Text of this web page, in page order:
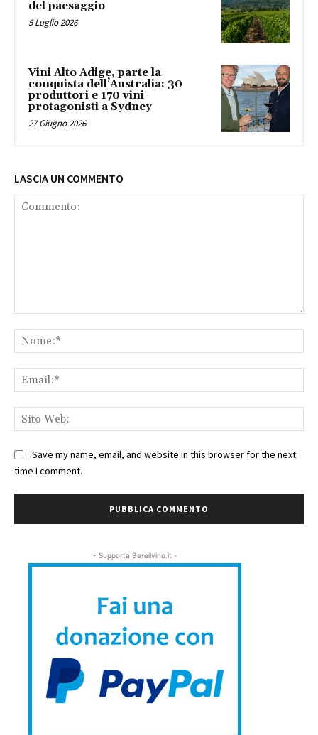
del paesaggio
5 Luglio 2026
Vini Alto Adige, parte la
conquista dell’Australia: 30
produttori e 170 vini
protagonisti a Sydney
27 Giugno 2026
LASCIA UN COMMENTO
Save my name, email, and website in this browser for the next
time I comment.
- Supporta Bereilvino.it -